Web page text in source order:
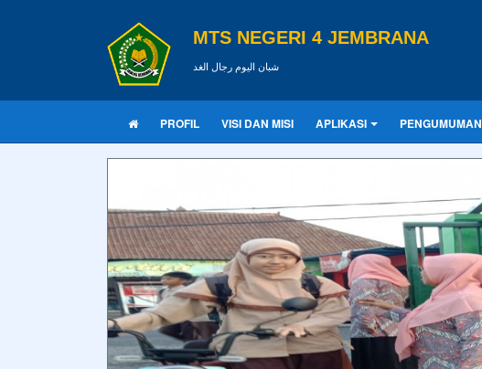
MTS NEGERI 4 JEMBRANA
شبان اليوم رجال الغد
PROFIL VISI DAN MISI APLIKASI PENGUMUMAN